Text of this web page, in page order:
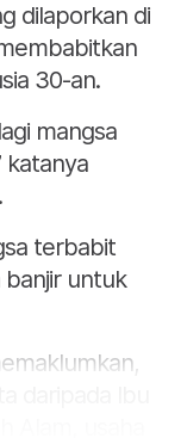
dilaporkan di
30-an.
mangsa
katanya
terbabit
banjir untuk